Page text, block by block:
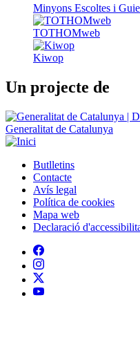
Un projecte de
Generalitat de Catalunya
Peu
Butlletins
Contacte
Avís legal
Política de cookies
Mapa web
Declaració d'accessibilitat